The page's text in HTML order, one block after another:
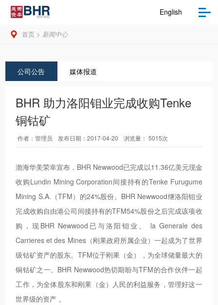
English
首页 > 新闻中心
公司公告 媒体报道
BHR 助力洛阳钼业完成收购Tenke
铜钴矿
作者：管理员 发布日期：2017-04-20 浏览量： 5015次
渤海华美荣幸宣布，BHR Newwood已完成以11.36亿美元现金
收购Lundin Mining Corporation间接持有的Tenke Furugume
Mining S.A.（TFM）的24%股份。BHR Newwood继洛阳钼业
完成收购自由港公司间接持有的TFM54%股份之后完成该项收
购，现BHR Newwood已与洛阳钼业、 la Generale des
Carrieres et des Mines（刚果政府所属企业）一起成为了世界
级钴矿资产的股东。TFM位于刚果（金），为全球储量最大的
铜钴矿之一。BHR Newwood热切期盼与TFM的合作伙伴一起
工作，为全体股东和刚果（金）人民的利益服务，管理好这一
世界级的资产 。